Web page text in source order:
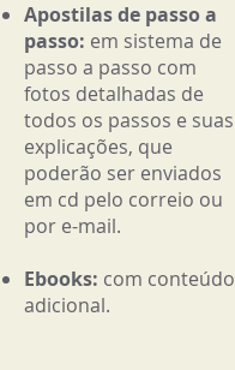
Apostilas de passo a
passo: em sistema de
passo a passo com
fotos detalhadas de
todos os passos e suas
explicações, que
poderão ser enviados
em cd pelo correio ou
por e-mail.
Ebooks: com conteúdo
adicional.